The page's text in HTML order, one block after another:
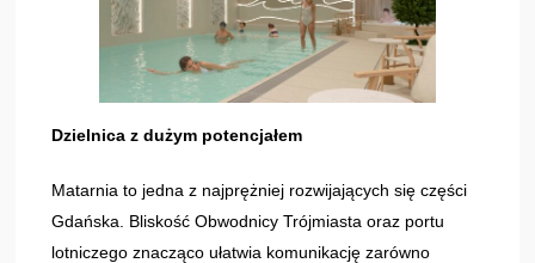
Dzielnica z dużym potencjałem
Matarnia to jedna z najprężniej rozwijających się części
Gdańska. Bliskość Obwodnicy Trójmiasta oraz portu
lotniczego znacząco ułatwia komunikację zarówno